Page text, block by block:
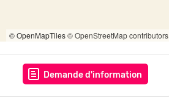
© OpenMapTiles© OpenStreetMap contributors
Demande d'information